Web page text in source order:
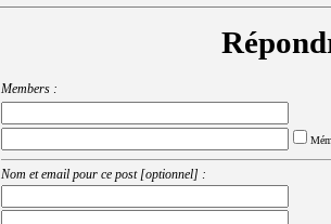
Members :
Nom et email pour ce post [optionnel] :